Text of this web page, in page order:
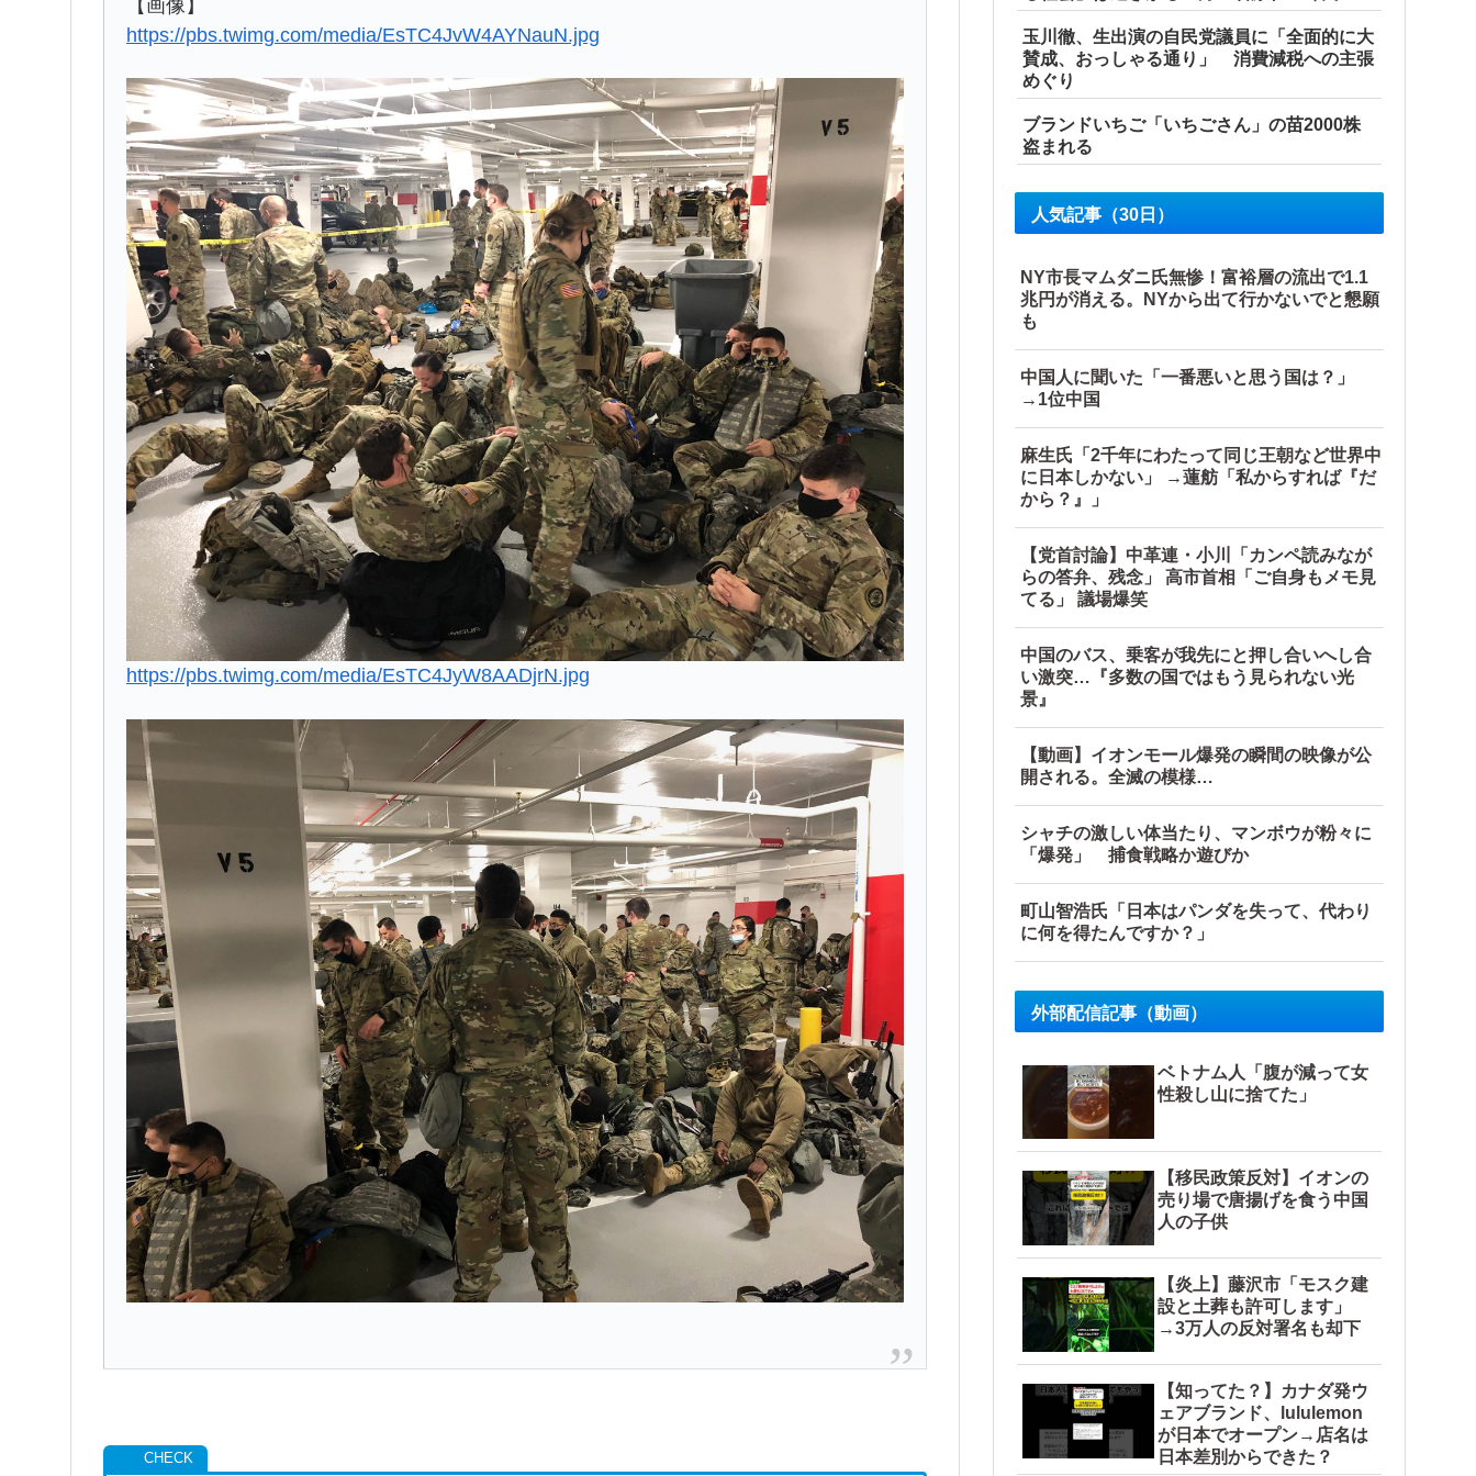
【画像】
https://pbs.twimg.com/media/EsTC4JvW4AYNauN.jpg
https://pbs.twimg.com/media/EsTC4JyW8AADjrN.jpg
玉川徹、生出演の自民党議員に「全面的に大
賛成、おっしゃる通り」 消費減税への主張
めぐり
ブランドいちご「いちごさん」の苗2000株
盗まれる
人気記事（30日）
NY市長マムダニ氏無惨！富裕層の流出で1.1
兆円が消える。NYから出て行かないでと懇願
も
中国人に聞いた「一番悪いと思う国は？」
→1位中国
麻生氏「2千年にわたって同じ王朝など世界中
に日本しかない」 →蓮舫「私からすれば『だ
から？』」
【党首討論】中革連・小川「カンペ読みなが
らの答弁、残念」 高市首相「ご自身もメモ見
てる」 議場爆笑
中国のバス、乗客が我先にと押し合いへし合
い激突…『多数の国ではもう見られない光
景』
【動画】イオンモール爆発の瞬間の映像が公
開される。全滅の模様…
シャチの激しい体当たり、マンボウが粉々に
「爆発」 捕食戦略か遊びか
町山智浩氏「日本はパンダを失って、代わり
に何を得たんですか？」
外部配信記事（動画）
ベトナム人「腹が減って女
性殺し山に捨てた」
【移民政策反対】イオンの
売り場で唐揚げを食う中国
人の子供
【炎上】藤沢市「モスク建
設と土葬も許可します」
→3万人の反対署名も却下
【知ってた？】カナダ発ウ
ェアブランド、lululemon
が日本でオープン→店名は
日本差別からできた？